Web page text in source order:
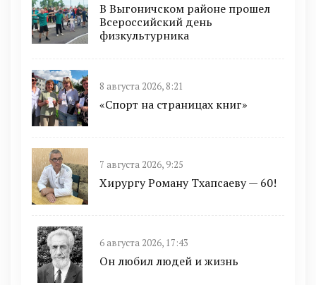
В Выгоничском районе прошел
Всероссийский день
физкультурника
8 августа 2026, 8:21
«Спорт на страницах книг»
7 августа 2026, 9:25
Хирургу Роману Тхапсаеву — 60!
6 августа 2026, 17:43
Он любил людей и жизнь